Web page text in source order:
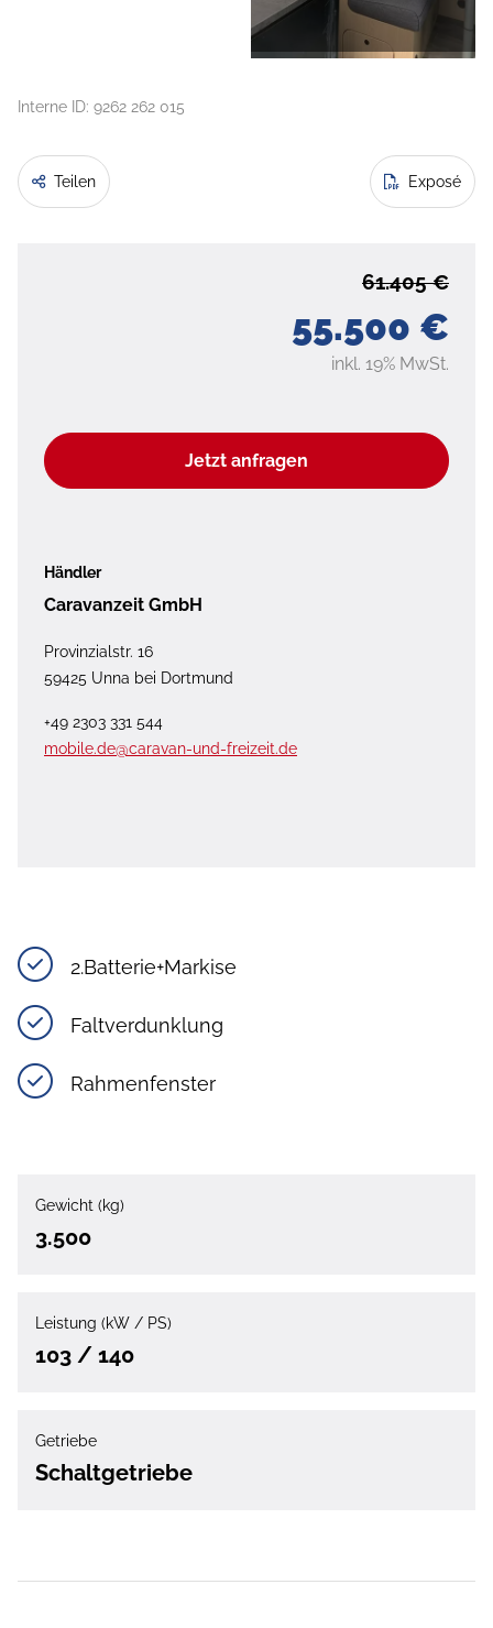
Interne ID: 9262 262 015
Teilen Exposé
55.500 €
61.405 €
inkl. 19% MwSt.
Jetzt anfragen
Händler
Caravanzeit GmbH
Provinzialstr. 16
59425 Unna bei Dortmund
+49 2303 331 544
mobile.de@caravan-und-freizeit.de
2.Batterie+Markise
Faltverdunklung
Rahmenfenster
Gewicht (kg)
3.500
Leistung (kW / PS)
103 / 140
Getriebe
Schaltgetriebe